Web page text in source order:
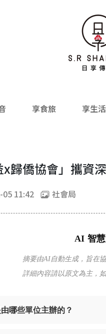
享食旅 享生活
歸僑協會」攜資
05 11:42 社會局
AI 智
摘要由AI自動生成，旨在
詳細內容請以原文為主，
哪些單位主辦的？